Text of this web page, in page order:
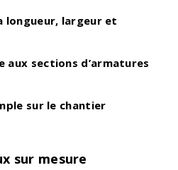
longueur, largeur et
sections d’armatures
sur le chantier
sur mesure